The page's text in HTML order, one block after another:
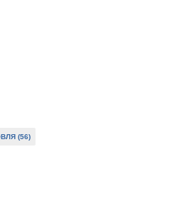
(56)